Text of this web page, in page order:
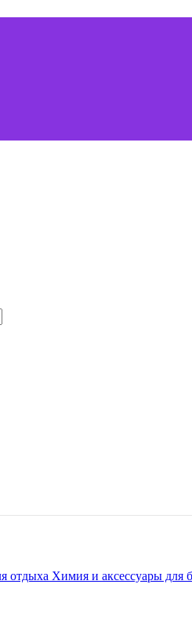
отдыха Химия и аксессуары для